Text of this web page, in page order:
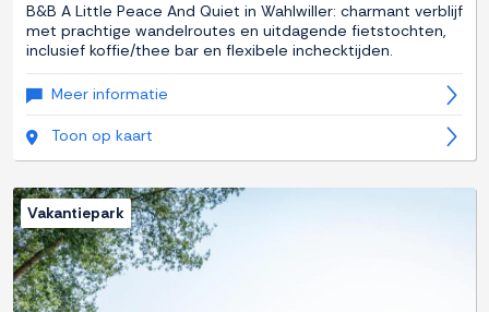
B&B A Little Peace And Quiet in Wahlwiller: charmant verblijf
met prachtige wandelroutes en uitdagende fietstochten,
inclusief koffie/thee bar en flexibele inchecktijden.
Meer informatie
Toon op kaart
Vakantiepark